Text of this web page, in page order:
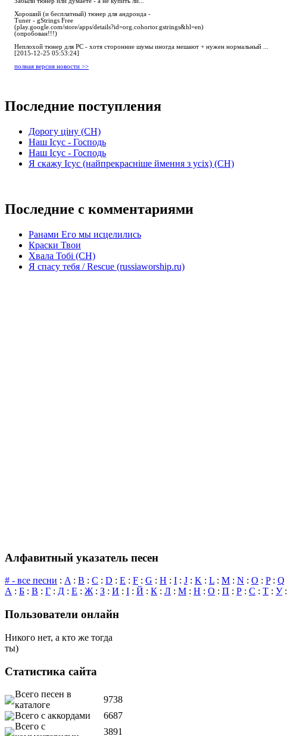
Хороший (и бесплатный) тюнер для андроида -
Tuner - gStrings Free
(play.google.com/store/apps/details?id=org.cohortor.gstrings&hl=en)
(опробован!!!)
Неплохой тюнер для РС - хотя сторонние шумы иногда мешают + нужен нормальный ...
[2015-12-25 05:53:24]
полная версия новости >>
Последние поступления
Дорогу ціну (СН)
Наш Ісус - Господь
Наш Ісус - Господь
Я скажу Ісус (найпрекрасніше ймення з усіх) (СН)
Последние с комментариями
Ранами Его мы исцелились
Краски Твои
Хвала Тобі (СН)
Я спасу тебя / Rescue (russiaworship.ru)
Алфавитный указатель песен
# - все песни : A: B : C : D : E : F : G : H : I : J : K : L : M : N : O : P: Q
А : Б : В : Г : Д : Е : Ж: З : И : І : Й : К : Л : М : Н : О : П : Р : С : Т : У:
Пользователи онлайн
Никого нет, а кто же тогда
ты)
Статистика сайта
Всего песен в
каталоге
9738
Всего с аккордами
6687
Всего с
3891